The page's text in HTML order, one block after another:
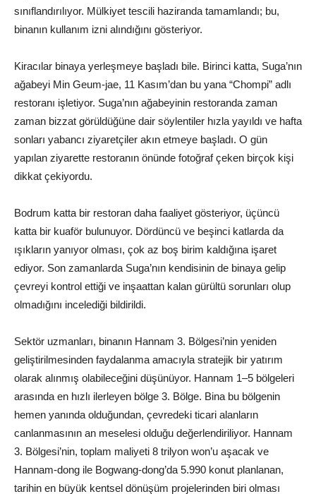
sınıflandırılıyor. Mülkiyet tescili haziranda tamamlandı; bu,
binanın kullanım izni alındığını gösteriyor.
Kiracılar binaya yerleşmeye başladı bile. Birinci katta, Suga’nın
ağabeyi Min Geum-jae, 11 Kasım’dan bu yana “Chompi” adlı
restoranı işletiyor. Suga’nın ağabeyinin restoranda zaman
zaman bizzat görüldüğüne dair söylentiler hızla yayıldı ve hafta
sonları yabancı ziyaretçiler akın etmeye başladı. O gün
yapılan ziyarette restoranın önünde fotoğraf çeken birçok kişi
dikkat çekiyordu.
Bodrum katta bir restoran daha faaliyet gösteriyor, üçüncü
katta bir kuaför bulunuyor. Dördüncü ve beşinci katlarda da
ışıkların yanıyor olması, çok az boş birim kaldığına işaret
ediyor. Son zamanlarda Suga’nın kendisinin de binaya gelip
çevreyi kontrol ettiği ve inşaattan kalan gürültü sorunları olup
olmadığını incelediği bildirildi.
Sektör uzmanları, binanın Hannam 3. Bölgesi’nin yeniden
geliştirilmesinden faydalanma amacıyla stratejik bir yatırım
olarak alınmış olabileceğini düşünüyor. Hannam 1–5 bölgeleri
arasında en hızlı ilerleyen bölge 3. Bölge. Bina bu bölgenin
hemen yanında olduğundan, çevredeki ticari alanların
canlanmasının an meselesi olduğu değerlendiriliyor. Hannam
3. Bölgesi’nin, toplam maliyeti 8 trilyon won’u aşacak ve
Hannam-dong ile Bogwang-dong’da 5.990 konut planlanan,
tarihin en büyük kentsel dönüşüm projelerinden biri olması